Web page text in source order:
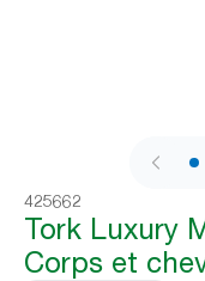
425662
Tork Luxury
Corps et